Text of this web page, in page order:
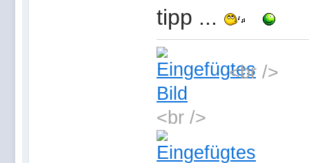
tipp ...
<br />
<br />